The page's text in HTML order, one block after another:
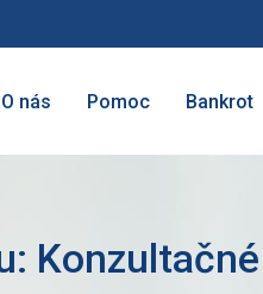
O nás Pomoc Bankrot